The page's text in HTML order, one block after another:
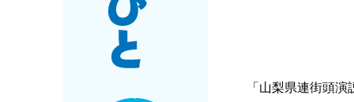
「山梨県連街頭